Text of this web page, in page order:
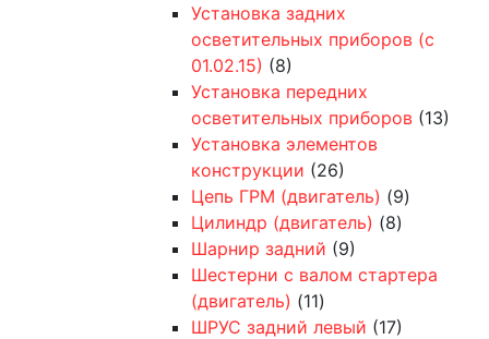
Установка задних
осветительных приборов (с
01.02.15) (8)
Установка передних
осветительных приборов (13)
Установка элементов
конструкции (26)
Цепь ГРМ (двигатель) (9)
Цилиндр (двигатель) (8)
Шарнир задний (9)
Шестерни с валом стартера
(двигатель) (11)
ШРУС задний левый (17)